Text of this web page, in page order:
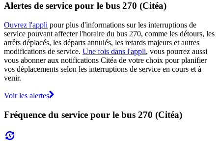
Alertes de service pour le bus 270 (Citéa)
Ouvrez l'appli pour plus d'informations sur les interruptions de
service pouvant affecter l'horaire du bus 270, comme les détours, les
arrêts déplacés, les départs annulés, les retards majeurs et autres
modifications de service. Une fois dans l'appli, vous pourrez aussi
vous abonner aux notifications Citéa de votre choix pour planifier
vos déplacements selon les interruptions de service en cours et à
venir.
Voir les alertes
Fréquence du service pour le bus 270 (Citéa)